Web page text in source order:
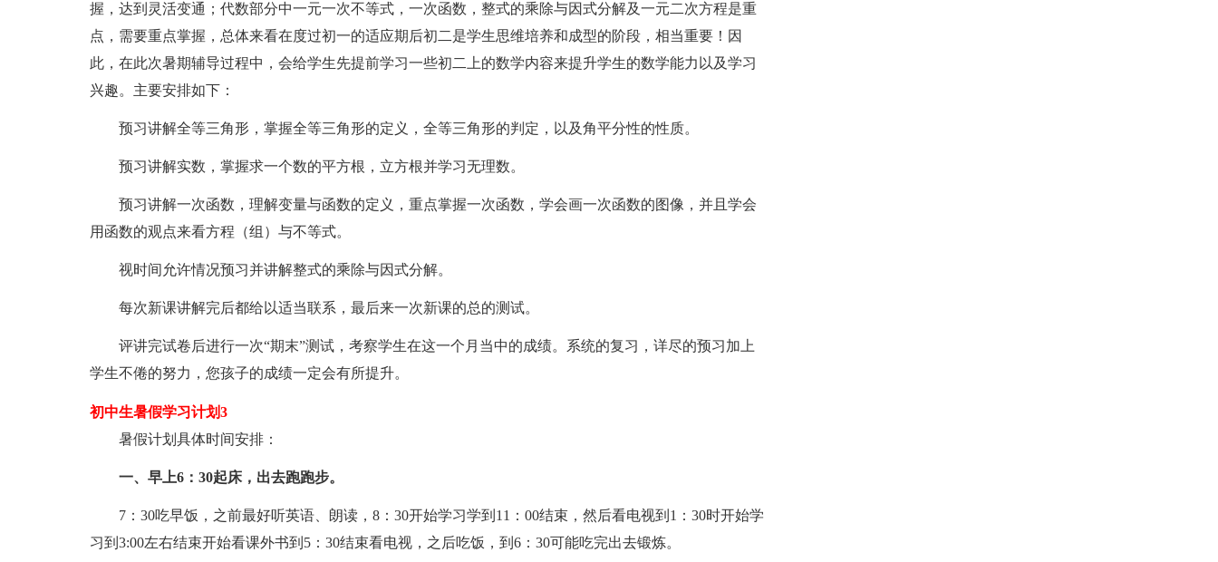
握，达到灵活变通；代数部分中一元一次不等式，一次函数，整式的乘除与因式分解及一元二次方程是重
点，需要重点掌握，总体来看在度过初一的适应期后初二是学生思维培养和成型的阶段，相当重要！因
此，在此次暑期辅导过程中，会给学生先提前学习一些初二上的数学内容来提升学生的数学能力以及学习
兴趣。主要安排如下：
预习讲解全等三角形，掌握全等三角形的定义，全等三角形的判定，以及角平分性的性质。
预习讲解实数，掌握求一个数的平方根，立方根并学习无理数。
预习讲解一次函数，理解变量与函数的定义，重点掌握一次函数，学会画一次函数的图像，并且学会
用函数的观点来看方程（组）与不等式。
视时间允许情况预习并讲解整式的乘除与因式分解。
每次新课讲解完后都给以适当联系，最后来一次新课的总的测试。
评讲完试卷后进行一次“期末”测试，考察学生在这一个月当中的成绩。系统的复习，详尽的预习加上
学生不倦的努力，您孩子的成绩一定会有所提升。
初中生暑假学习计划3
暑假计划具体时间安排：
一、早上6：30起床，出去跑跑步。
7：30吃早饭，之前最好听英语、朗读，8：30开始学习学到11：00结束，然后看电视到1：30时开始学
习到3:00左右结束开始看课外书到5：30结束看电视，之后吃饭，到6：30可能吃完出去锻炼。